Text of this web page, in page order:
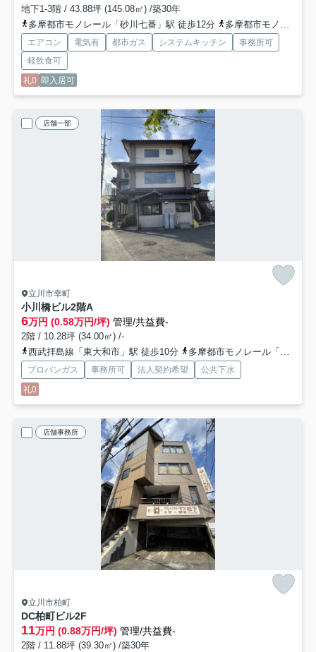
地下1-3階 / 43.88坪 (145.08㎡) /築30年
多摩都市モノレール「砂川七番」駅 徒歩12分
多摩都市モノレール「泉体育館」駅 徒歩12分
エアコン 電気有 都市ガス システムキッチン
事務所可
軽飲食可
礼0 即入居可
店舗一部
立川市幸町
小川橋ビル2階A
6万円 (0.58万円/坪) 管理/共益費-
2階 / 10.28坪 (34.00㎡) /-
西武拝島線「東大和市」駅 徒歩10分
多摩都市モノレール「砂川七番」駅 徒歩20分
プロパンガス 事務所可 法人契約希望
公共下水
礼0
店舗事務所
立川市柏町
DC柏町ビル2F
11万円 (0.88万円/坪) 管理/共益費-
2階 / 11.88坪 (39.30㎡) /築30年